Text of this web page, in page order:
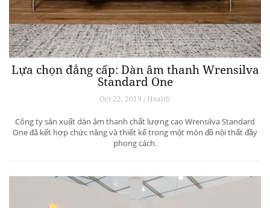
Lựa chọn đẳng cấp: Dàn âm thanh Wrensilva
Standard One
Oct 22, 2019 / Health
Công ty sản xuất dàn âm thanh chất lượng cao Wrensilva Standard
One đã kết hợp chức năng và thiết kế trong một món đồ nội thất đầy
phong cách.